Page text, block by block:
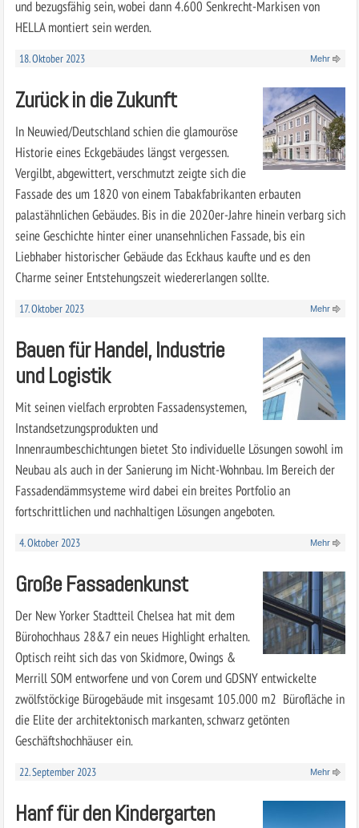
und bezugsfähig sein, wobei dann 4.600 Senkrecht-Markisen von
HELLA montiert sein werden.
18. Oktober 2023 Mehr
Zurück in die Zukunft
In Neuwied/Deutschland schien die glamouröse
Historie eines Eckgebäudes längst vergessen.
Vergilbt, abgewittert, verschmutzt zeigte sich die
Fassade des um 1820 von einem Tabakfabrikanten erbauten
palastähnlichen Gebäudes. Bis in die 2020er-Jahre hinein verbarg sich
seine Geschichte hinter einer unansehnlichen Fassade, bis ein
Liebhaber historischer Gebäude das Eckhaus kaufte und es den
Charme seiner Entstehungszeit wiedererlangen sollte.
17. Oktober 2023 Mehr
Bauen für Handel, Industrie
und Logistik
Mit seinen vielfach erprobten Fassadensystemen,
Instandsetzungsprodukten und
Innenraumbeschichtungen bietet Sto individuelle Lösungen sowohl im
Neubau als auch in der Sanierung im Nicht-Wohnbau. Im Bereich der
Fassadendämmsysteme wird dabei ein breites Portfolio an
fortschrittlichen und nachhaltigen Lösungen angeboten.
4. Oktober 2023 Mehr
Große Fassadenkunst
Der New Yorker Stadtteil Chelsea hat mit dem
Bürohochhaus 28&7 ein neues Highlight erhalten.
Optisch reiht sich das von Skidmore, Owings &
Merrill SOM entworfene und von Corem und GDSNY entwickelte
zwölfstöckige Bürogebäude mit insgesamt 105.000 m2 Bürofläche in
die Elite der architektonisch markanten, schwarz getönten
Geschäftshochhäuser ein.
22. September 2023 Mehr
Hanf für den Kindergarten